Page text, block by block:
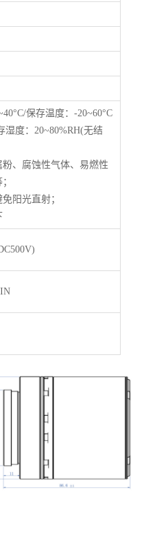
保存温度：‐20~60°C
湿度：20~80%RH(无结
、腐蚀性气体、易燃性
阳光直射；